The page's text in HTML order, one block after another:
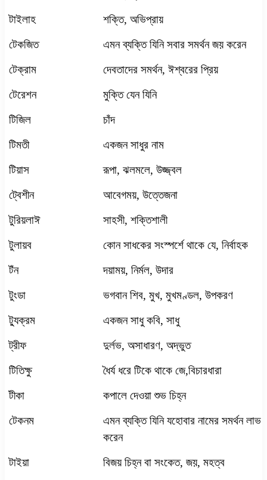
টাইলাহ
শক্তি, অভিপ্রায়
টেকজিত
এমন ব্যক্তি যিনি সবার সমর্থন জয় করেন
টেক্রাম
দেবতাদের সমর্থন, ঈশ্বরের প্রিয়
টেরেশন
মুক্তি যেন যিনি
টিজিল
চাঁদ
টিমতী
একজন সাধুর নাম
টিয়াস
রূপা, ঝলমলে, উজ্জ্বল
ট্বেশীন
আবেগময়, উত্তেজনা
টুরিয়লাঈ
সাহসী, শক্তিশালী
টুলায়ব
কোন সাধকের সংস্পর্শে থাকে যে, নির্বাহক
টঁন
দয়াময়, নির্মল, উদার
টুংডা
ভগবান শিব, মুখ, মুখমণ্ডল, উপকরণ
ট্যুক্রম
একজন সাধু কবি, সাধু
ট্রীফ
দুর্লভ, অসাধারণ, অদ্ভুত
টিতিক্ষু
ধৈর্য ধরে টিকে থাকে জে,বিচারধারা
টীকা
কপালে দেওয়া শুভ চিহ্ন
টেকনম
এমন ব্যক্তি যিনি যহোবার নামের সমর্থন লাভ
করেন
টাইয়া
বিজয় চিহ্ন বা সংকেত, জয়, মহত্ব